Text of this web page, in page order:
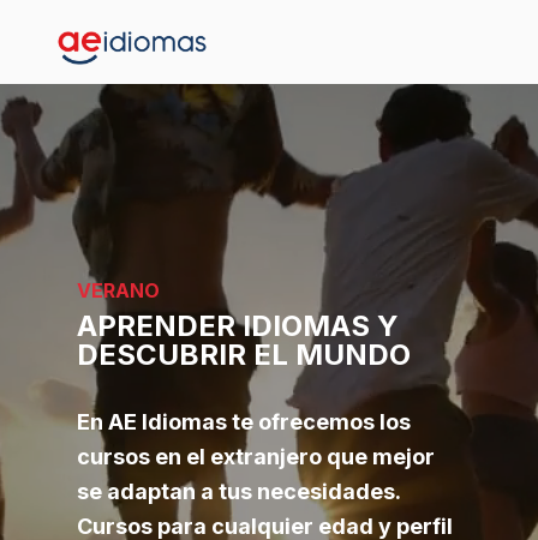
VERANO
APRENDER IDIOMAS Y
DESCUBRIR EL MUNDO
En AE Idiomas te ofrecemos los
cursos en el extranjero que mejor
se adaptan a tus necesidades.
Cursos para cualquier edad y perfil